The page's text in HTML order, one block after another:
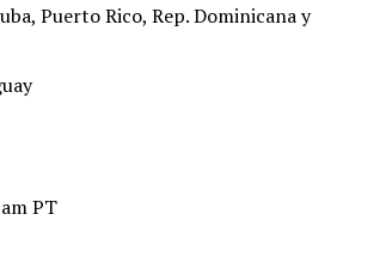
Puerto Rico, Rep. Dominicana y
PT